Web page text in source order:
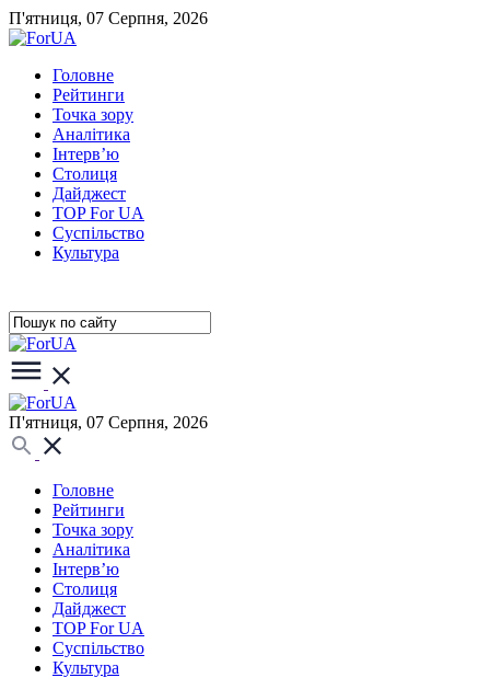
П'ятниця, 07 Серпня, 2026
Головне
Рейтинги
Точка зору
Аналітика
Інтерв’ю
Столиця
Дайджест
TOP For UA
Суспiльство
Культура
П'ятниця, 07 Серпня, 2026
Головне
Рейтинги
Точка зору
Аналітика
Інтерв’ю
Столиця
Дайджест
TOP For UA
Суспiльство
Культура